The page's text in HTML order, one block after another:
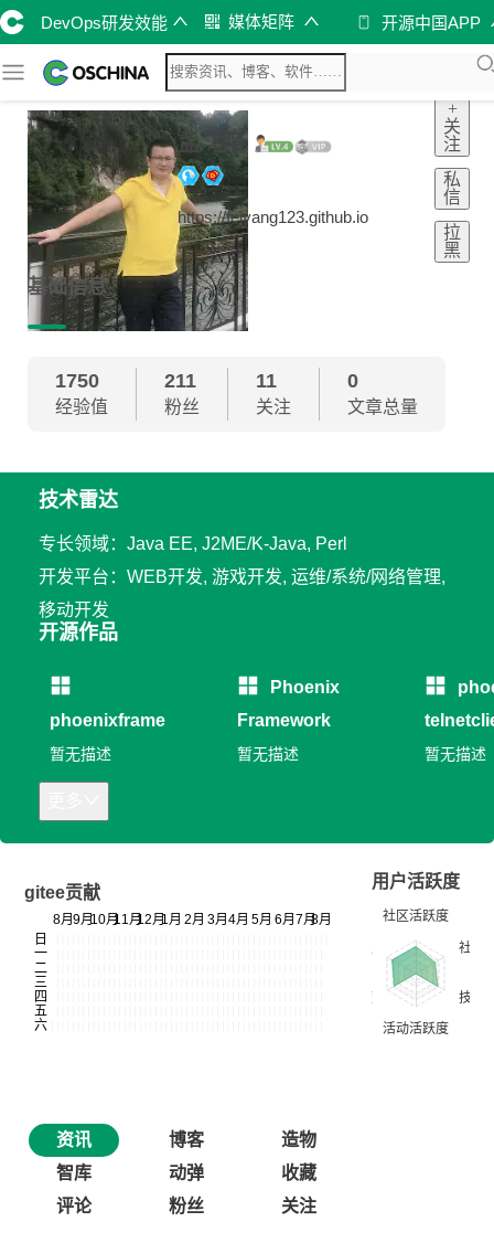
DevOps研发效能 媒体矩阵 开源中国APP
孟飞阳
https://feiyang123.github.io
+
关
注
私
信
拉
黑
基础信息
1750
经验值
211
粉丝
11
关注
0
文章总量
技术雷达
专长领域：Java EE, J2ME/K-Java, Perl
开发平台：WEB开发, 游戏开发, 运维/系统/网络管理,
移动开发
开源作品
phoenixframe
暂无描述
Phoenix
Framework
暂无描述 暂无描述
gitee贡献
用户活跃度
资讯 博客
造物
智库
动弹
收藏
评论
粉丝 关注